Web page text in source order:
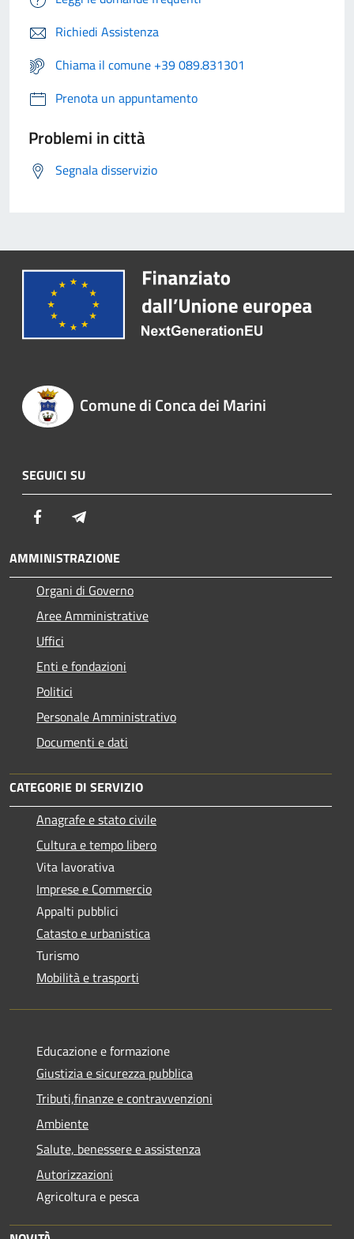
Richiedi Assistenza
Chiama il comune +39 089.831301
Prenota un appuntamento
Problemi in città
Segnala disservizio
Comune di Conca dei Marini
SEGUICI SU
Facebook
AMMINISTRAZIONE
Organi di Governo
Aree Amministrative
Uffici
Enti e fondazioni
Politici
Personale Amministrativo
Documenti e dati
CATEGORIE DI SERVIZIO
Anagrafe e stato civile
Cultura e tempo libero
Vita lavorativa
Imprese e Commercio
Appalti pubblici
Catasto e urbanistica
Turismo
Mobilità e trasporti
Educazione e formazione
Giustizia e sicurezza pubblica
Tributi,finanze e contravvenzioni
Ambiente
Salute, benessere e assistenza
Autorizzazioni
Agricoltura e pesca